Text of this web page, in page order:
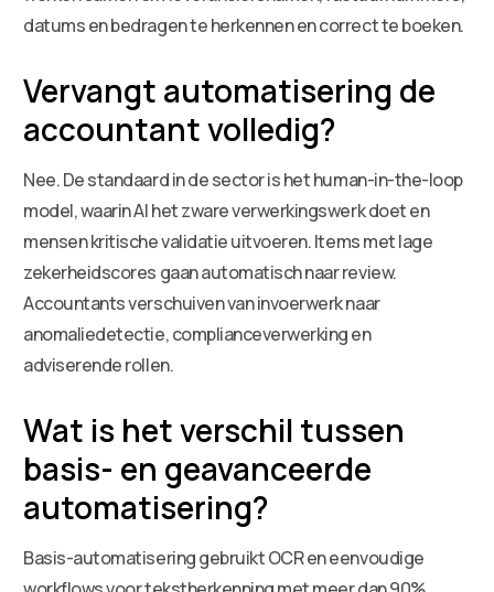
datums en bedragen te herkennen en correct te boeken.
Vervangt automatisering de
accountant volledig?
Nee. De standaard in de sector is het human-in-the-loop
model, waarin AI het zware verwerkingswerk doet en
mensen kritische validatie uitvoeren. Items met lage
zekerheidscores gaan automatisch naar review.
Accountants verschuiven van invoerwerk naar
anomaliedetectie, complianceverwerking en
adviserende rollen.
Wat is het verschil tussen
basis- en geavanceerde
automatisering?
Basis-automatisering gebruikt OCR en eenvoudige